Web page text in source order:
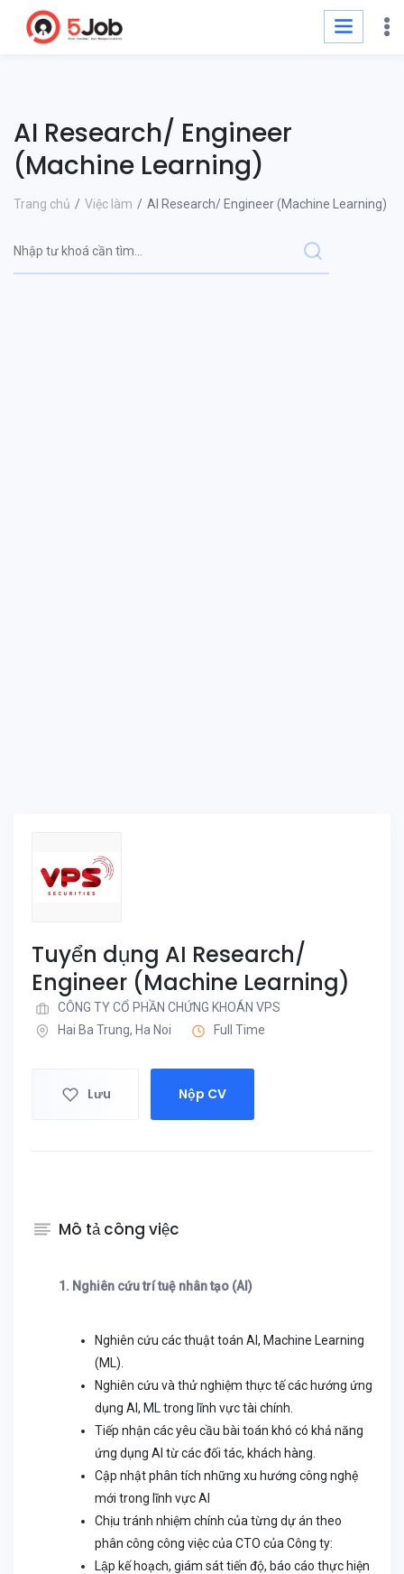
AI Research/ Engineer
(Machine Learning)
Trang chủ Việc làm AI Research/ Engineer (Machine Learning)
Tuyển dụng AI Research/
Engineer (Machine Learning)
CÔNG TY CỔ PHẦN CHỨNG KHOÁN VPS
Hai Ba Trung, Ha Noi
Full Time
Lưu Nộp CV
Mô tả công việc
1. Nghiên cứu trí tuệ nhân tạo (AI)
Nghiên cứu các thuật toán AI, Machine Learning
(ML).
Nghiên cứu và thử nghiệm thực tế các hướng ứng
dụng AI, ML trong lĩnh vực tài chính.
Tiếp nhận các yêu cầu bài toán khó có khả năng
ứng dụng AI từ các đối tác, khách hàng.
Cập nhật phân tích những xu hướng công nghệ
mới trong lĩnh vực AI
Chịu tránh nhiệm chính của từng dự án theo
phân công công việc của CTO của Công ty:
Lập kế hoạch, giám sát tiến độ, báo cáo thực hiện